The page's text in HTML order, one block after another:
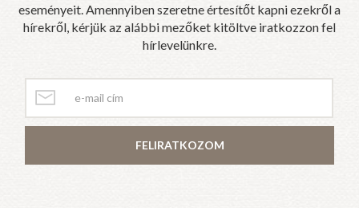
eseményeit. Amennyiben szeretne értesítőt kapni ezekről a
hírekről, kérjük az alábbi mezőket kitöltve iratkozzon fel
hírlevelünkre.
FELIRATKOZOM